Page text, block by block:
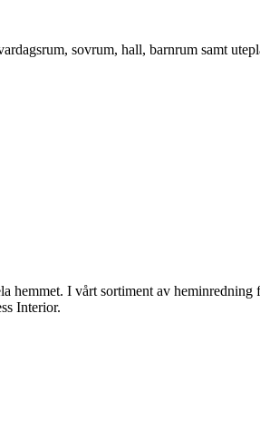
sovrum, hall, barnrum samt
hemmet. I vårt sortiment av
Interior.